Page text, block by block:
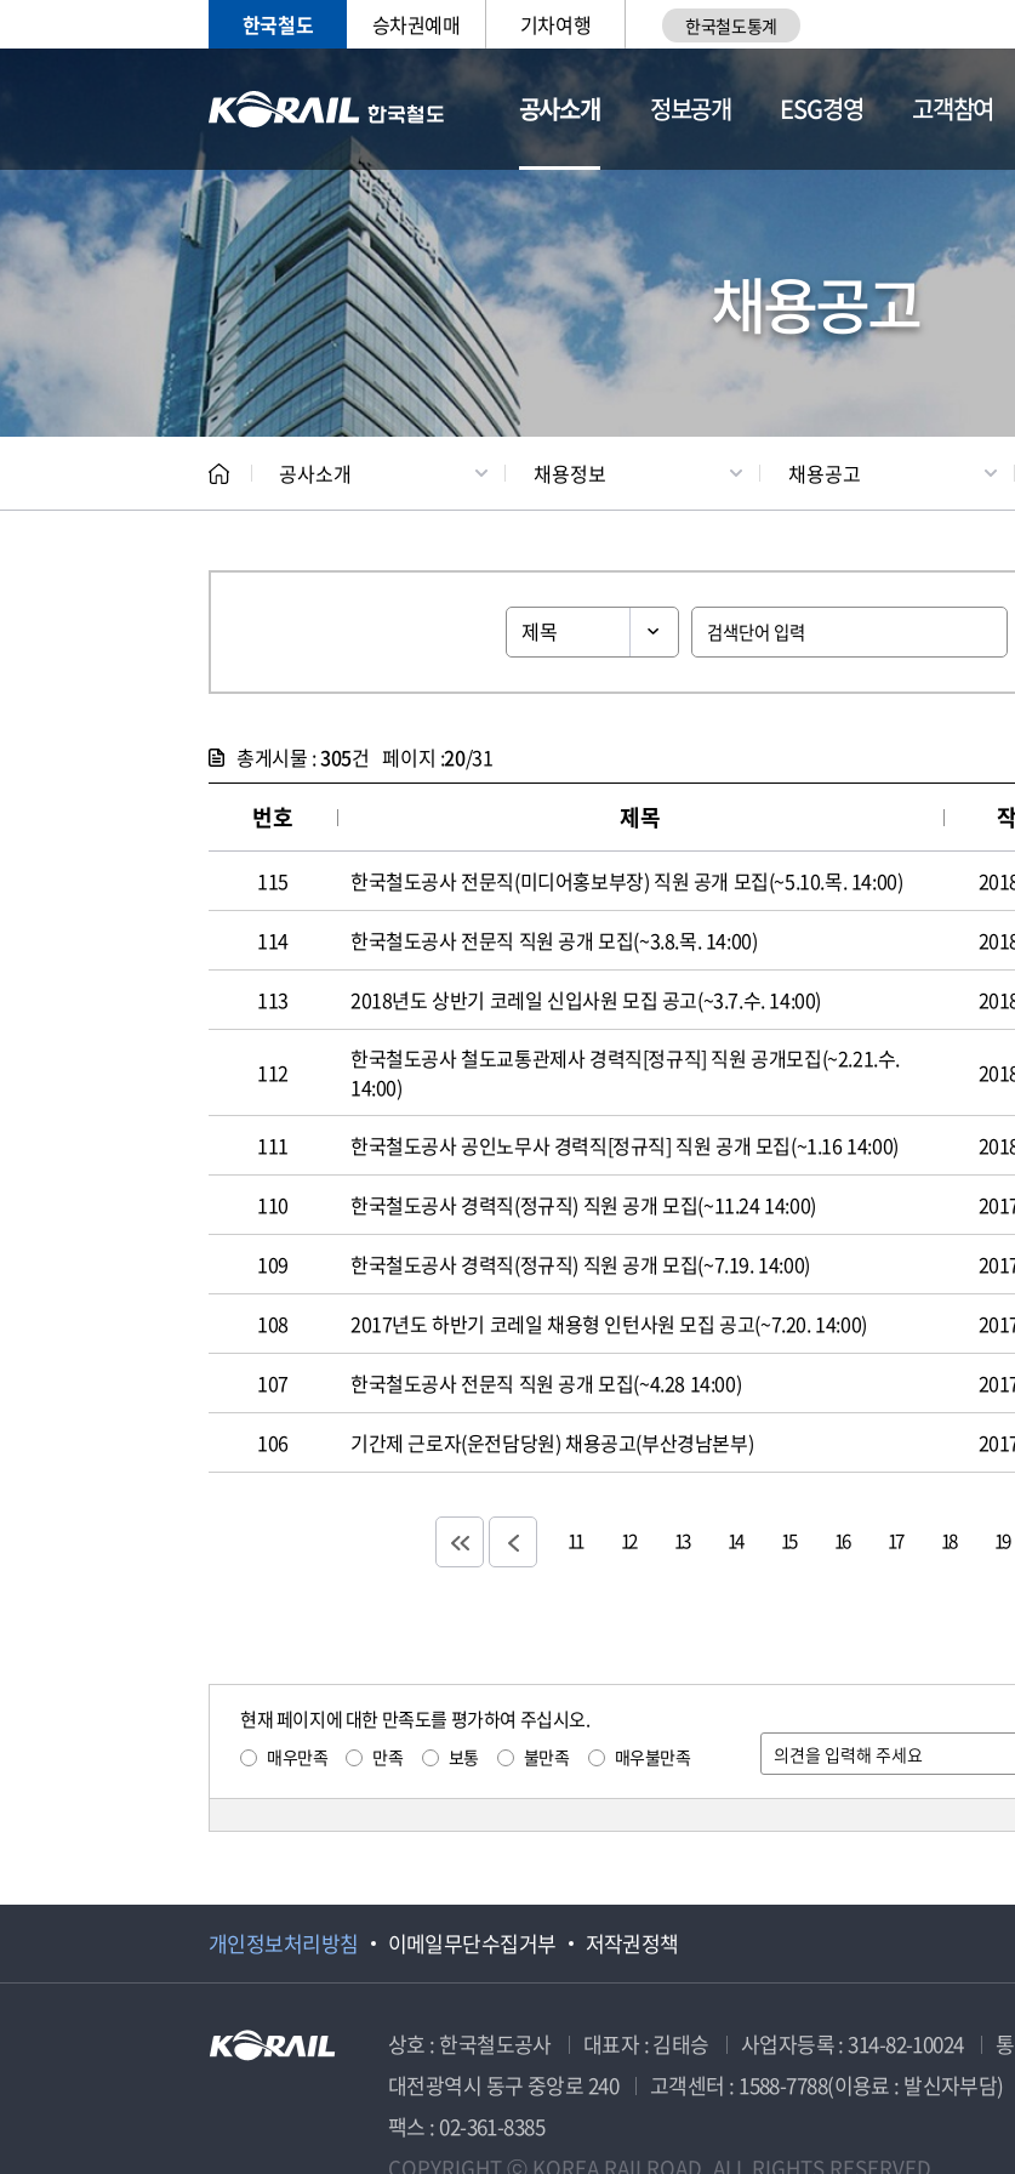
한국철도 승차권예매 기차여행 한국철도통계
공사소개
CEO 일반현황 채용
정보공개 ESG경영 고객참여
채용공고
공사소개 채용정보 채용공고
총게시물 :305건 페이지 :20/31
번호 제목
115 한국철도공사 전문직(미디어홍보부장) 직원 공개 모집(~5.10.목. 14:00)
114 한국철도공사 전문직 직원 공개 모집(~3.8.목. 14:00)
113 2018년도 상반기 코레일 신입사원 모집 공고(~3.7.수. 14:00)
112
한국철도공사 철도교통관제사 경력직[정규직] 직원 공개모집(~2.21.수.
14:00)
111 한국철도공사 공인노무사 경력직[정규직] 직원 공개 모집(~1.16 14:00)
110 한국철도공사 경력직(정규직) 직원 공개 모집(~11.24 14:00)
109 한국철도공사 경력직(정규직) 직원 공개 모집(~7.19. 14:00)
108 2017년도 하반기 코레일 채용형 인턴사원 모집 공고(~7.20. 14:00)
107 한국철도공사 전문직 직원 공개 모집(~4.28 14:00)
106 기간제 근로자(운전담당원) 채용공고(부산경남본부)
11 12 13 14 15 16 17 18 19
현재 페이지에 대한 만족도를 평가하여 주십시오.
매우만족 만족 보통 불만족 매우불만족
개인정보처리방침 이메일무단수집거부 저작권정책
상호 : 한국철도공사 대표자 : 김태승 사업자등록 : 314-82-10024
대전광역시 동구 중앙로 240
고객센터 : 1588-7788(이용료 : 발신자부담)
팩스 : 02-361-8385
COPYRIGHT ⓒ KOREA RAILROAD. ALL RIGHTS RESERVED.